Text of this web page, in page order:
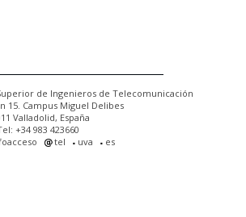
de Ingenieros de Telecomunicación
15. Campus Miguel Delibes
Valladolid, España
+34 983 423660
tel uva es